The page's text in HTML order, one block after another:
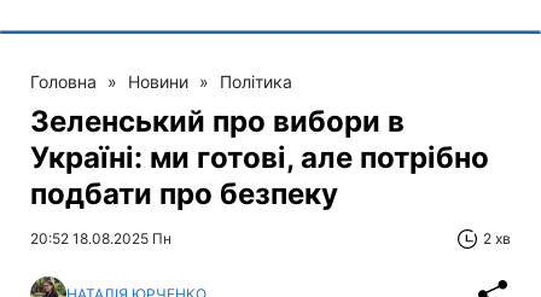
Головна » Новини » Політика
Зеленський про вибори в
Україні: ми готові, але потрібно
подбати про безпеку
20:52 18.08.2025 Пн 2 хв